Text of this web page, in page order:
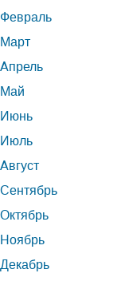
Февраль
Март
Апрель
Май
Июнь
Июль
Август
Сентябрь
Октябрь
Ноябрь
Декабрь